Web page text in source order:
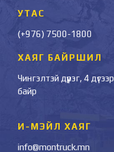
УТАС
(+976) 7500-1800
ХАЯГ БАЙРШИЛ
Чингэлтэй дүүрэг, 4
байр
И-МЭЙЛ ХАЯГ
info@montruck.mn